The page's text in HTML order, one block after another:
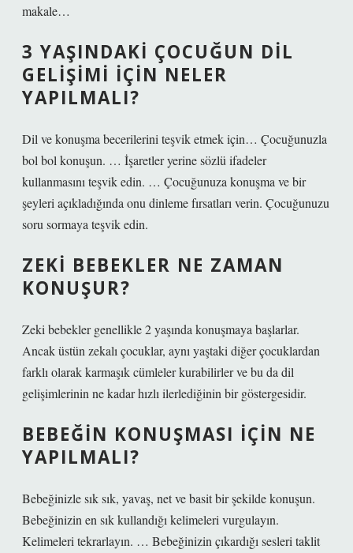
makale…
3 YAŞINDAKI ÇOCUĞUN DIL
GELIŞIMI IÇIN NELER
YAPILMALI?
Dil ve konuşma becerilerini teşvik etmek için… Çocuğunuzla
bol bol konuşun. … İşaretler yerine sözlü ifadeler
kullanmasını teşvik edin. … Çocuğunuza konuşma ve bir
şeyleri açıkladığında onu dinleme fırsatları verin. Çocuğunuzu
soru sormaya teşvik edin.
ZEKI BEBEKLER NE ZAMAN
KONUŞUR?
Zeki bebekler genellikle 2 yaşında konuşmaya başlarlar.
Ancak üstün zekalı çocuklar, aynı yaştaki diğer çocuklardan
farklı olarak karmaşık cümleler kurabilirler ve bu da dil
gelişimlerinin ne kadar hızlı ilerlediğinin bir göstergesidir.
BEBEĞIN KONUŞMASI IÇIN NE
YAPILMALI?
Bebeğinizle sık sık, yavaş, net ve basit bir şekilde konuşun.
Bebeğinizin en sık kullandığı kelimeleri vurgulayın.
Kelimeleri tekrarlayın. … Bebeğinizin çıkardığı sesleri taklit